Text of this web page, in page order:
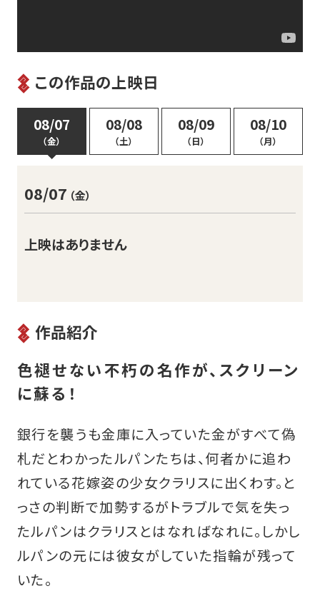
この作品の上映日
08/07
（金）
08/08
（土）
08/09
（日）
08/10
（月）
08/07 （金）
上映はありません
作品紹介
色褪せない不朽の名作が、スクリーン
に蘇る！
銀行を襲うも金庫に入っていた金がすべて偽
札だとわかったルパンたちは、何者かに追わ
れている花嫁姿の少女クラリスに出くわす。と
っさの判断で加勢するがトラブルで気を失っ
たルパンはクラリスとはなればなれに。しかし
ルパンの元には彼女がしていた指輪が残って
いた。